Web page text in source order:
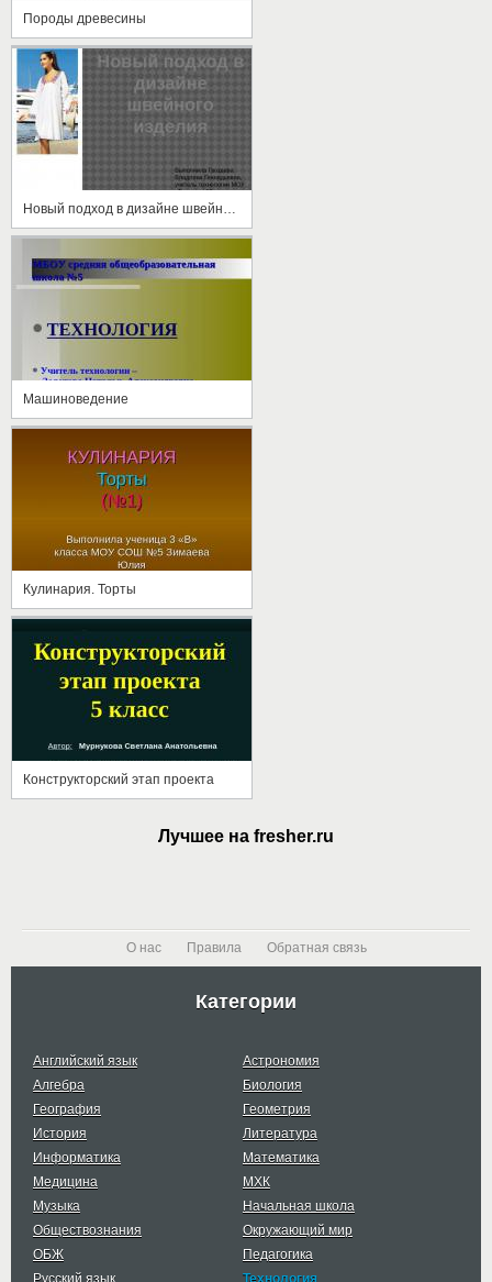
Породы древесины
Машиноведение
Кулинария. Торты
Конструкторский этап проекта
Лучшее на fresher.ru
О нас Правила Обратная связь
Категории
Английский язык
Астрономия
Алгебра
Биология
География
Геометрия
История
Литература
Информатика
Математика
Медицина
МХК
Музыка
Начальная школа
Обществознания
Окружающий мир
ОБЖ
Педагогика
Русский язык
Технология